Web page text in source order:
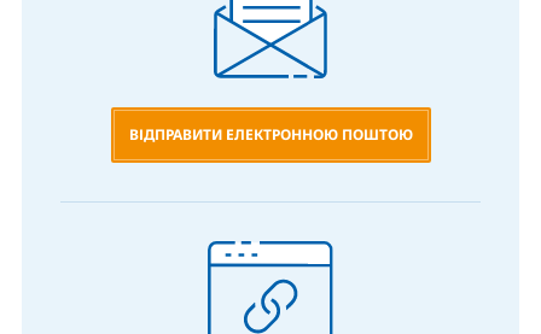
ВІДПРАВИТИ ЕЛЕКТРОННОЮ ПОШТОЮ